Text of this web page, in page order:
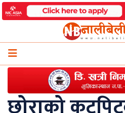
Skip
to